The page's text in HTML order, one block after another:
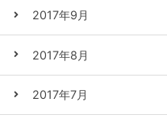
2017年9月
2017年8月
2017年7月